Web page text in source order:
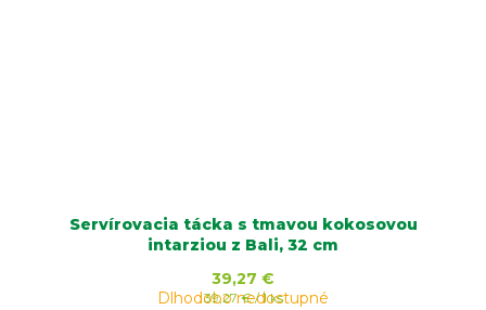
Servírovacia tácka s tmavou kokosovou
intarziou z Bali, 32 cm
Dlhodobo nedostupné
39,27 €
Jednotková
39,27 € / 1 ks